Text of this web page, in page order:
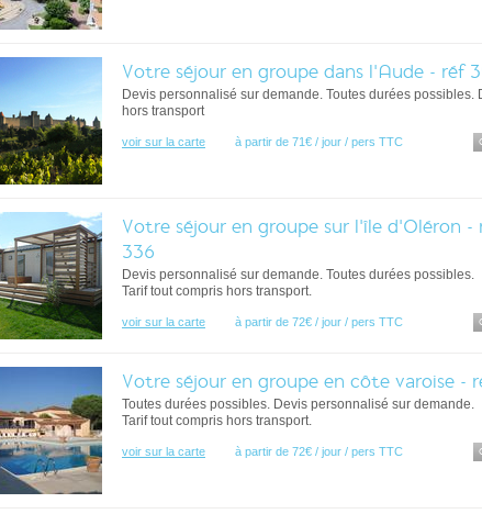
Votre séjour en groupe dans l'Aude - réf
Devis personnalisé sur demande. Toutes durées possibles.
hors transport
voir sur la carte à partir de 71€ / jour / pers TTC
Votre séjour en groupe sur l'île d'Oléron -
336
Devis personnalisé sur demande. Toutes durées possibles.
Tarif tout compris hors transport.
voir sur la carte à partir de 72€ / jour / pers TTC
Votre séjour en groupe en côte varoise -
Toutes durées possibles. Devis personnalisé sur demande.
Tarif tout compris hors transport.
voir sur la carte à partir de 72€ / jour / pers TTC